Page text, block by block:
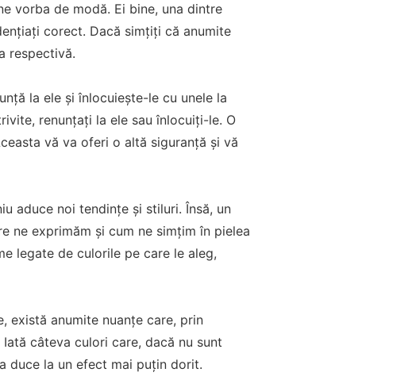
vorba de modă. Ei bine, una dintre
corect. Dacă simțiți că anumite
respectivă.
la ele și înlocuiește-le cu unele la
renunțați la ele sau înlocuiți-le. O
vă va oferi o altă siguranță și vă
aduce noi tendințe și stiluri. Însă, un
ne exprimăm și cum ne simțim în pielea
legate de culorile pe care le aleg,
există anumite nuanțe care, prin
câteva culori care, dacă nu sunt
duce la un efect mai puțin dorit.